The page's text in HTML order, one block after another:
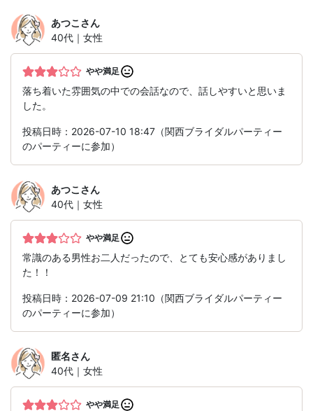
あつこ さん
40代｜女性
やや満足
落ち着いた雰囲気の中での会話なので、話しやすいと思いま
した。
投稿日時：2026-07-10 18:47（関西ブライダルパーティー
のパーティーに参加）
あつこ さん
40代｜女性
やや満足
常識のある男性お二人だったので、とても安心感がありまし
た！！
投稿日時：2026-07-09 21:10（関西ブライダルパーティー
のパーティーに参加）
匿名さん
40代｜女性
やや満足